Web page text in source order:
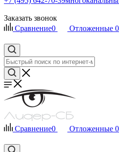
Заказать звонок
Сравнение0 Отложенные 0
Сравнение0 Отложенные 0